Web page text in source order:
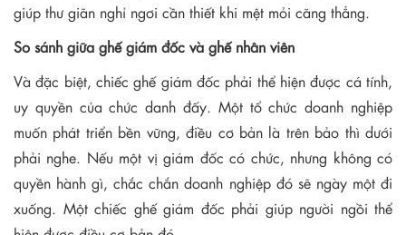
giúp thư giãn nghỉ ngơi cần thiết khi mệt mỏi căng thẳng.
So sánh giữa ghế giám đốc và ghế nhân viên
Và đặc biệt, chiếc ghế giám đốc phải thể hiện được cá tính,
uy quyền của chức danh đấy. Một tổ chức doanh nghiệp
muốn phát triển bền vững, điều cơ bản là trên bảo thì dưới
phải nghe. Nếu một vị giám đốc có chức, nhưng không có
quyền hành gì, chắc chắn doanh nghiệp đó sẽ ngày một đi
xuống. Một chiếc ghế giám đốc phải giúp người ngồi thể